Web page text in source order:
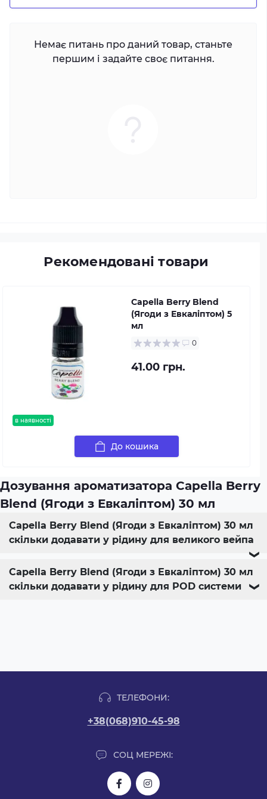
Немає питань про даний товар, станьте
першим і задайте своє питання.
Рекомендовані товари
в наявності
Capella Berry Blend
(Ягоди з Евкаліптом) 5
мл
0
41.00 грн.
До кошика
Дозування ароматизатора Capella Berry
Blend (Ягоди з Евкаліптом) 30 мл
Capella Berry Blend (Ягоди з Евкаліптом) 30 мл
скільки додавати у рідину для великого вейпа
❯
Capella Berry Blend (Ягоди з Евкаліптом) 30 мл
скільки додавати у рідину для POD системи
❯
ТЕЛЕФОНИ:
+38(068)910-45-98
СОЦ МЕРЕЖІ: